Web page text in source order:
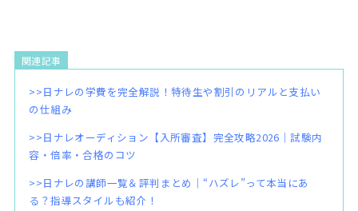
関連記事
>>日ナレの学費を完全解説！特待生や割引のリアルと支払い
の仕組み
>>日ナレオーディション【入所審査】完全攻略2026｜試験内
容・倍率・合格のコツ
>>日ナレの講師一覧＆評判まとめ｜“ハズレ”って本当にあ
る？指導スタイルも紹介！